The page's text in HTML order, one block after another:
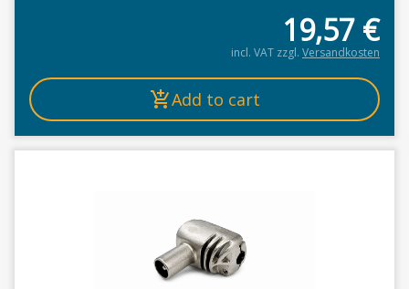
19,57 €
incl. VAT zzgl. Versandkosten
Add to cart